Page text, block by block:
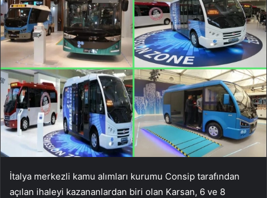
İtalya merkezli kamu alımları kurumu Consip tarafından
açılan ihaleyi kazananlardan biri olan Karsan, 6 ve 8